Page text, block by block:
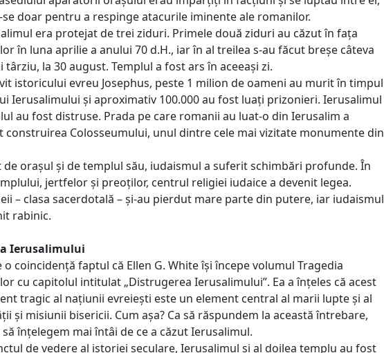
doar pentru a respinge atacurile iminente ale romanilor.
era protejat de trei ziduri. Primele două ziduri au căzut în fața
în luna aprilie a anului 70 d.H., iar în al treilea s-au făcut breșe câteva
târziu, la 30 august. Templul a fost ars în aceeași zi.
istoricului evreu Josephus, peste 1 milion de oameni au murit în timpul
Ierusalimului și aproximativ 100.000 au fost luați prizonieri. Ierusalimul
au fost distruse. Prada pe care romanii au luat-o din Ierusalim a
construirea Colosseumului, unul dintre cele mai vizitate monumente din
de orașul și de templul său, iudaismul a suferit schimbări profunde. În
jertfelor și preoților, centrul religiei iudaice a devenit legea.
– clasa sacerdotală – și-au pierdut mare parte din putere, iar iudaismul
rabinic.
Ierusalimului
o coincidență faptul că Ellen G. White își începe volumul Tragedia
cu capitolul intitulat „Distrugerea Ierusalimului”. Ea a înțeles că acest
tragic al națiunii evreiești este un element central al marii lupte și al
și misiunii bisericii. Cum așa? Ca să răspundem la această întrebare,
înțelegem mai întâi de ce a căzut Ierusalimul.
de vedere al istoriei seculare, Ierusalimul și al doilea templu au fost